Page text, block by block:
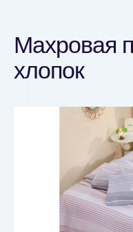
Махровая
хлопок